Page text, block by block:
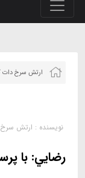
ارتش سرخ دات
نویسنده : ارتش سرخ
رضايي: با